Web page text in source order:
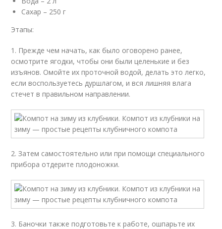
Сахар – 250 г
Этапы:
1. Прежде чем начать, как было оговорено ранее,
осмотрите ягодки, чтобы они были целенькие и без
изъянов. Омойте их проточной водой, делать это легко,
если воспользуетесь дуршлагом, и вся лишняя влага
стечет в правильном направлении.
2. Затем самостоятельно или при помощи специального
прибора отдерите плодоножки.
3. Баночки также подготовьте к работе, ошпарьте их